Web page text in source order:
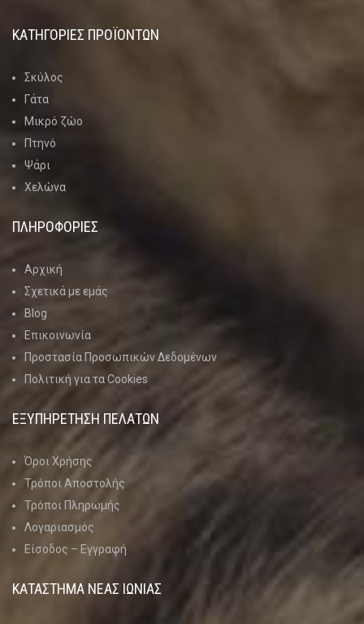
ΚΑΤΗΓΟΡΊΕΣ ΠΡΟΪΌΝΤΩΝ
Σκύλος
Γάτα
Μικρό ζώο
Πτηνό
Ψάρι
Χελώνα
ΠΛΗΡΟΦΟΡΙΕΣ
Αρχική
Σχετικά με εμάς
Blog
Επικοινωνία
Προστασία Προσωπικών Δεδομένων
Πολιτική για τα Cookies
ΕΞΥΠΗΡΕΤΗΣΗ ΠΕΛΑΤΩΝ
Όροι Χρήσης
Τρόποι Αποστολής
Τρόποι Πληρωμής
Λογαριασμός
Είσοδος – Εγγραφή
ΚΑΤΑΣΤΗΜΑ ΝΈΑΣ ΙΩΝΊΑΣ